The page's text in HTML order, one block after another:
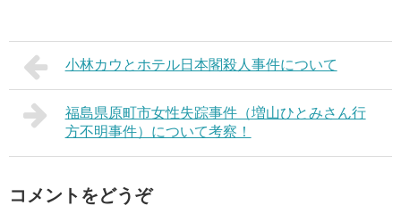
小林カウとホテル日本閣殺人事件について
福島県原町市女性失踪事件（増山ひとみさん行
方不明事件）について考察！
コメントをどうぞ